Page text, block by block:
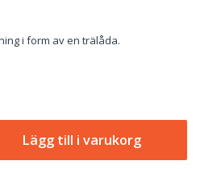
i form av en trälåda.
Lägg till i varukorg